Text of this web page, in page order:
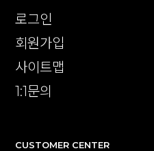
로그인
회원가입
사이트맵
1:1문의
CUSTOMER CENTER